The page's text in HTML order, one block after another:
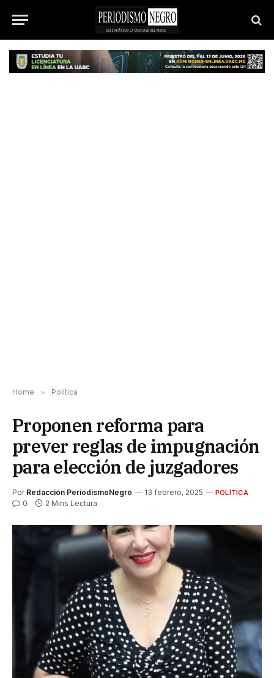
Home » Política
Proponen reforma para
prever reglas de impugnación
para elección de juzgadores
Por Redacción PeriodismoNegro 13 febrero, 2025 POLÍTICA
0 2 Mins Lectura